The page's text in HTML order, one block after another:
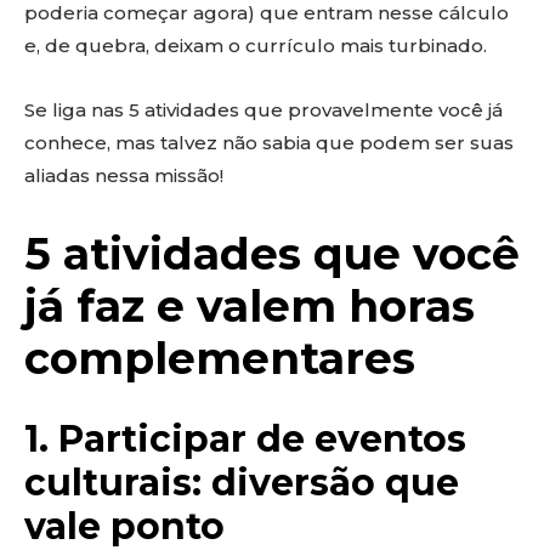
poderia começar agora) que entram nesse cálculo
e, de quebra, deixam o currículo mais turbinado.
Se liga nas 5 atividades que provavelmente você já
conhece, mas talvez não sabia que podem ser suas
aliadas nessa missão!
5 atividades que você
já faz e valem horas
complementares
1. Participar de eventos
culturais: diversão que
vale ponto